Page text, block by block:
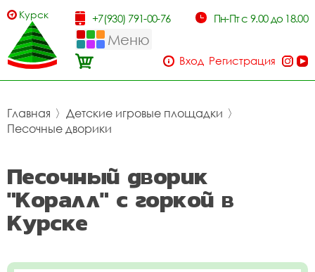
Курск +7(930) 791-00-76 Пн-Пт с 9.00 до 18.00
Меню
Вход Регистрация
Главная 〉 Детские игровые площадки 〉
Песочные дворики
Песочный дворик
"Коралл" с горкой в
Курске